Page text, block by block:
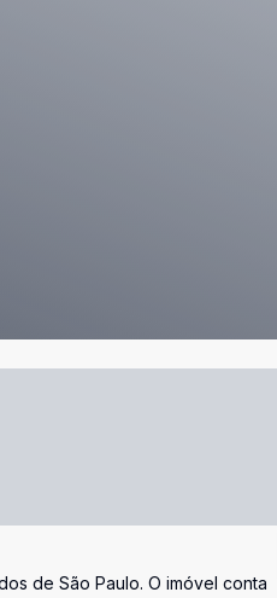
de São Paulo. O imóvel conta